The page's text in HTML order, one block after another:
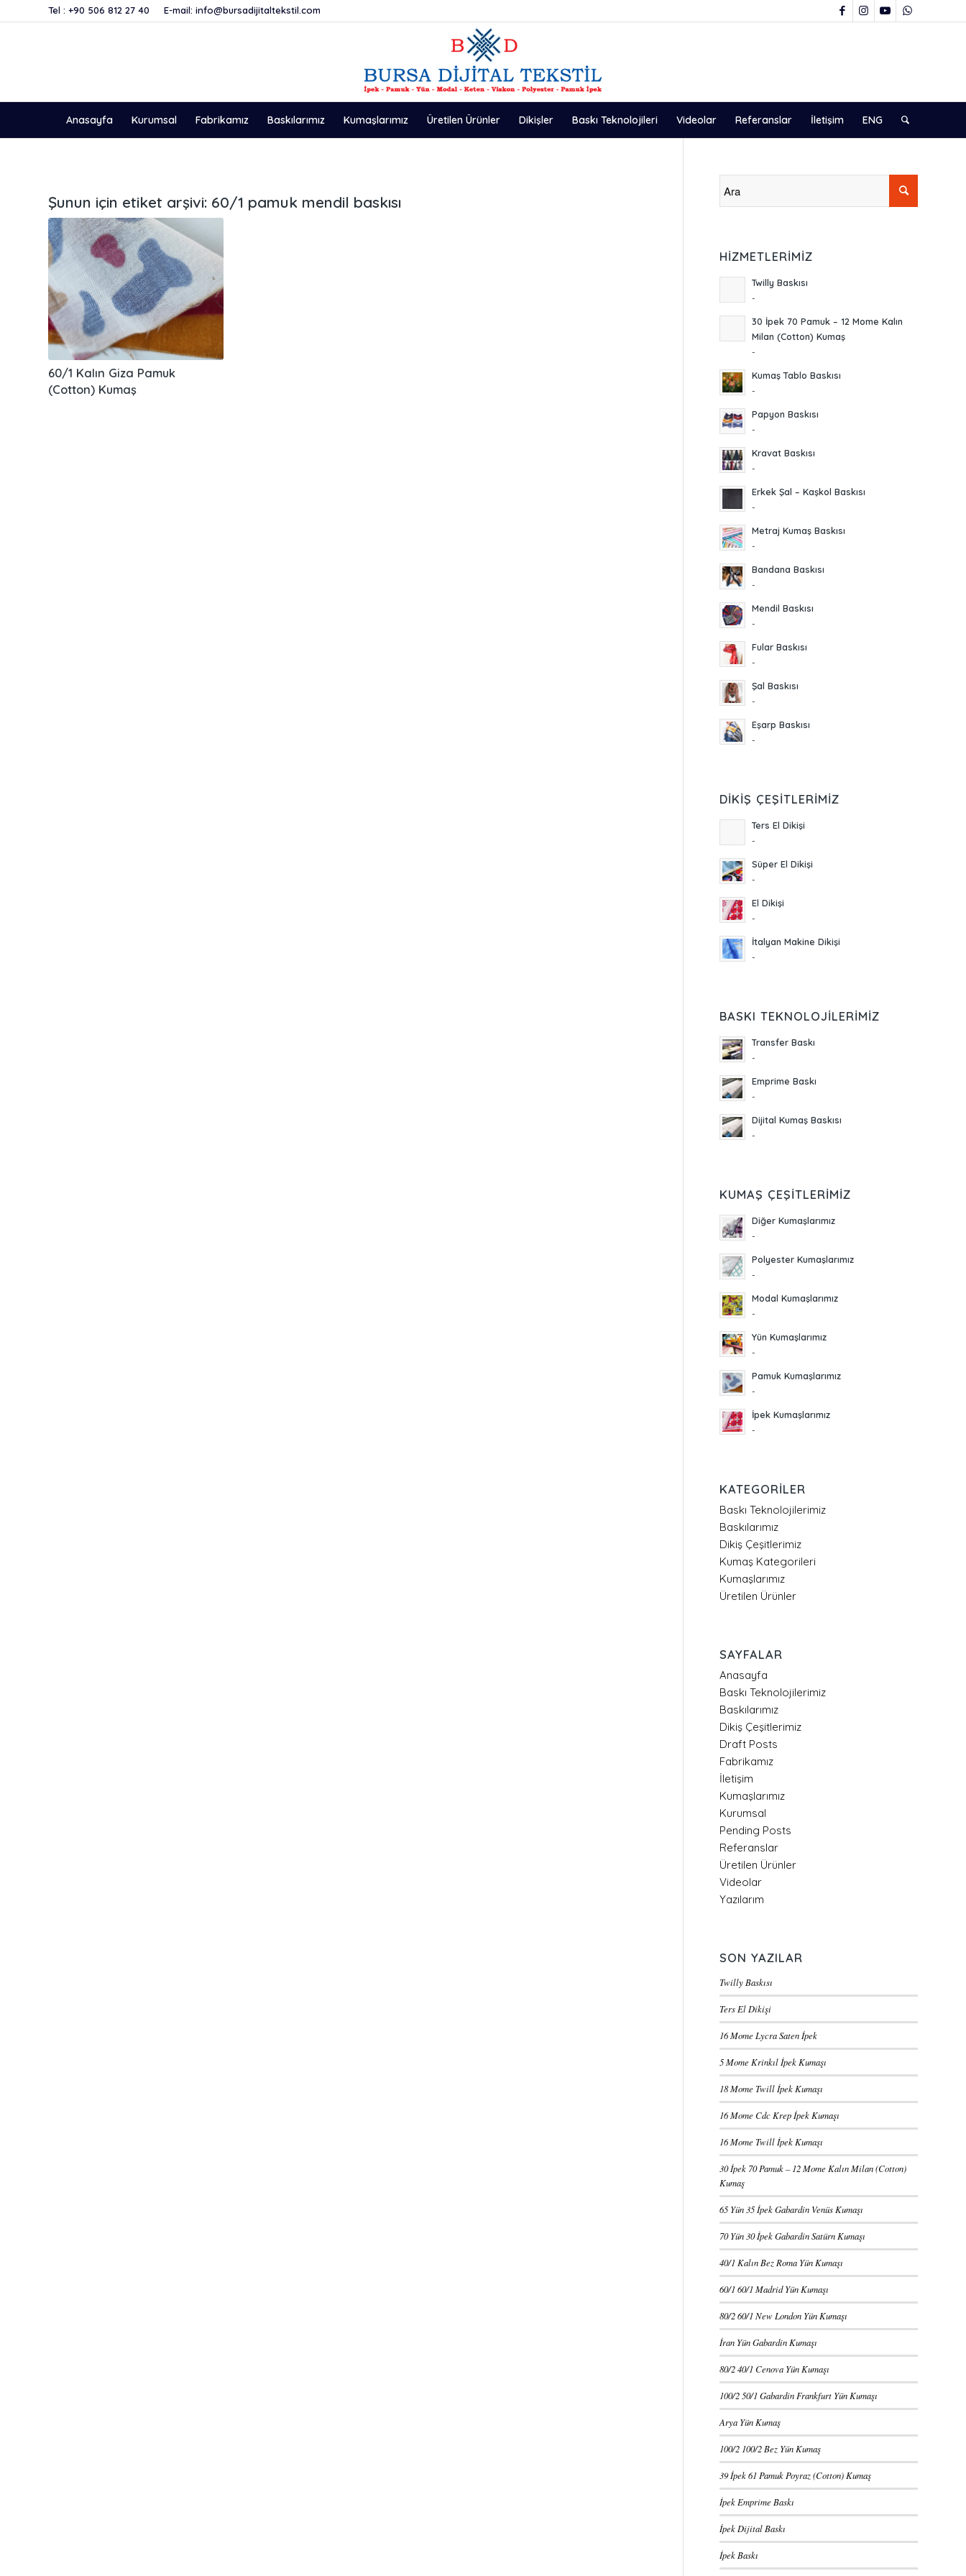
Tel : +90 506 812 27 40 E-mail: info@bursadijitaltekstil.com
Anasayfa Kurumsal Fabrikamız Baskılarımız Kumaşlarımız Üretilen Ürünler Dikişler Baskı Teknolojileri Videolar Referanslar İletişim ENG
Şunun için etiket arşivi: 60/1 pamuk mendil baskısı
60/1 Kalın Giza Pamuk
(Cotton) Kumaş
HIZMETLERIMIZ
Twilly Baskısı
-
30 İpek 70 Pamuk – 12 Mome Kalın
Milan (Cotton) Kumaş
-
Kumaş Tablo Baskısı
-
Papyon Baskısı
-
Kravat Baskısı
-
Erkek Şal – Kaşkol Baskısı
-
Metraj Kumaş Baskısı
-
Bandana Baskısı
-
Mendil Baskısı
-
Fular Baskısı
-
Şal Baskısı
-
Eşarp Baskısı
-
DIKIŞ ÇEŞITLERIMIZ
Ters El Dikişi
-
Süper El Dikişi
-
El Dikişi
-
İtalyan Makine Dikişi
-
BASKI TEKNOLOJILERIMIZ
Transfer Baskı
-
Emprime Baskı
-
Dijital Kumaş Baskısı
-
KUMAŞ ÇEŞITLERIMIZ
Diğer Kumaşlarımız
-
Polyester Kumaşlarımız
-
Modal Kumaşlarımız
-
Yün Kumaşlarımız
-
Pamuk Kumaşlarımız
-
İpek Kumaşlarımız
-
KATEGORILER
Baskı Teknolojilerimiz
Baskılarımız
Dikiş Çeşitlerimiz
Kumaş Kategorileri
Kumaşlarımız
Üretilen Ürünler
SAYFALAR
Anasayfa
Baskı Teknolojilerimiz
Baskılarımız
Dikiş Çeşitlerimiz
Draft Posts
Fabrikamız
İletişim
Kumaşlarımız
Kurumsal
Pending Posts
Referanslar
Üretilen Ürünler
Videolar
Yazılarım
SON YAZILAR
Twilly Baskısı
Ters El Dikişi
16 Mome Lycra Saten İpek
5 Mome Krinkıl İpek Kumaşı
18 Mome Twill İpek Kumaşı
16 Mome Cdc Krep İpek Kumaşı
16 Mome Twill İpek Kumaşı
30 İpek 70 Pamuk – 12 Mome Kalın Milan (Cotton)
Kumaş
65 Yün 35 İpek Gabardin Venüs Kumaşı
70 Yün 30 İpek Gabardin Satürn Kumaşı
40/1 Kalın Bez Roma Yün Kumaşı
60/1 60/1 Madrid Yün Kumaşı
80/2 60/1 New London Yün Kumaşı
İran Yün Gabardin Kumaşı
80/2 40/1 Cenova Yün Kumaşı
100/2 50/1 Gabardin Frankfurt Yün Kumaşı
Arya Yün Kumaş
100/2 100/2 Bez Yün Kumaş
39 İpek 61 Pamuk Poyraz (Cotton) Kumaş
İpek Emprime Baskı
İpek Dijital Baskı
İpek Baskı